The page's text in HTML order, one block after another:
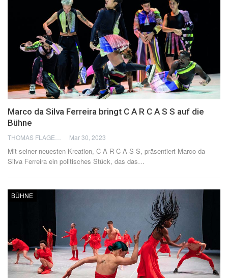
Marco da Silva Ferreira bringt C A R C A S S auf die
Bühne
Mar 30, 2023
Mit seiner neuesten Kreation, C A R C A S S, präsentiert Marco da
Silva Ferreira ein politisches Stück, das das…
BÜHNE